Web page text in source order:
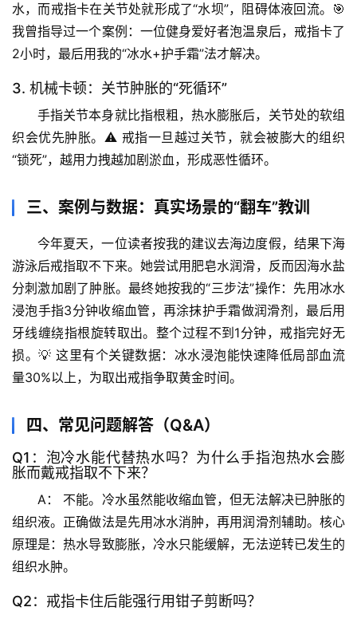
首
题
列
表
自
物
人
体
奥
秘
历
史
档
案
宇
宙
天
文
水，而戒指卡在关节处就形成了“水坝”，阻碍体液回流。🎯
我曾指导过一个案例：一位健身爱好者泡温泉后，戒指卡了
2小时，最后用我的“冰水+护手霜”法才解决。
3. 机械卡顿：关节肿胀的“死循环”
手指关节本身就比指根粗，热水膨胀后，关节处的软组
织会优先肿胀。⚠️ 戒指一旦越过关节，就会被膨大的组织
“锁死”，越用力拽越加剧淤血，形成恶性循环。
三、案例与数据：真实场景的“翻车”教训
今年夏天，一位读者按我的建议去海边度假，结果下海
游泳后戒指取不下来。她尝试用肥皂水润滑，反而因海水盐
分刺激加剧了肿胀。最终她按我的“三步法”操作： 先用冰水
浸泡手指3分钟收缩血管，再涂抹护手霜做润滑剂，最后用
牙线缠绕指根旋转取出。整个过程不到1分钟，戒指完好无
损。💡 这里有个关键数据： 冰水浸泡能快速降低局部血流
量30%以上，为取出戒指争取黄金时间。
四、常见问题解答（Q&A）
Q1：泡冷水能代替热水吗？为什么手指泡热水会膨
胀而戴戒指取不下来？
A：
不能。冷水虽然能收缩血管，但无法解决已肿胀的
组织液。正确做法是先用冰水消肿，再用润滑剂辅助。 核心
原理是：热水导致膨胀，冷水只能缓解，无法逆转已发生的
组织水肿。
Q2：戒指卡住后能强行用钳子剪断吗？